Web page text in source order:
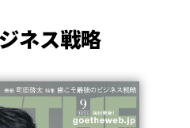
ネス戦略